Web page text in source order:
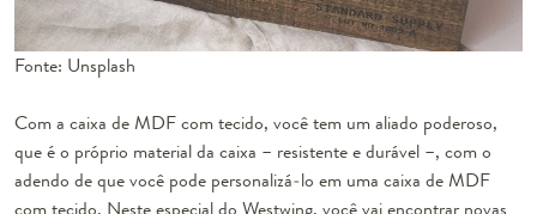
Fonte: Unsplash
Com a caixa de MDF com tecido, você tem um aliado poderoso,
que é o próprio material da caixa – resistente e durável –, com o
adendo de que você pode personalizá-lo em uma caixa de MDF